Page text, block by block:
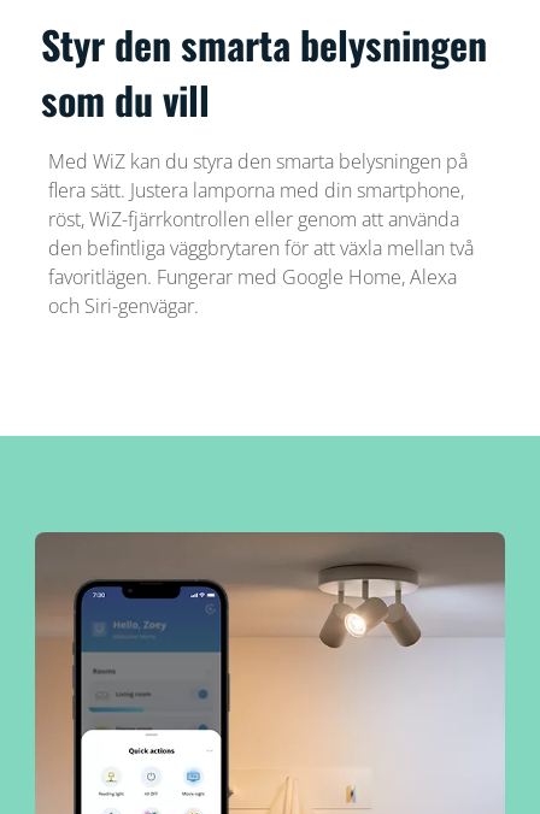
Styr den smarta belysningen
som du vill
Med WiZ kan du styra den smarta belysningen på
flera sätt. Justera lamporna med din smartphone,
röst, WiZ-fjärrkontrollen eller genom att använda
den befintliga väggbrytaren för att växla mellan två
favoritlägen. Fungerar med Google Home, Alexa
och Siri-genvägar.